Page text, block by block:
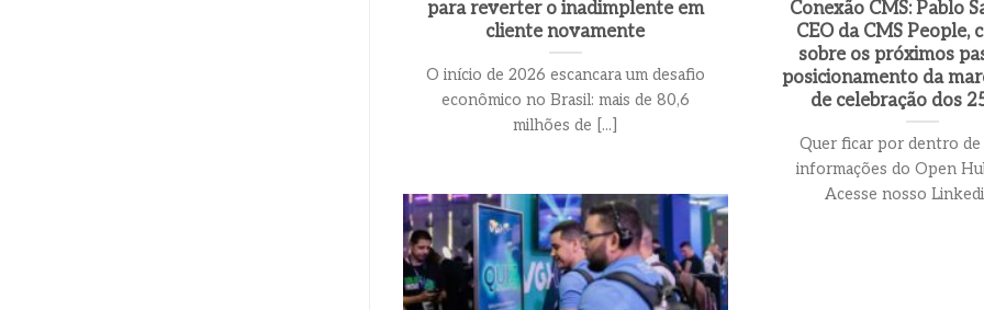
para reverter o inadimplente em
cliente novamente
O início de 2026 escancara um desafio
econômico no Brasil: mais de 80,6
milhões de [...]
Conexão CMS: Pablo
CEO da CMS People,
sobre os próximos
posicionamento da
de celebração dos
Quer ficar por dentro de
informações do Open
Acesse nosso